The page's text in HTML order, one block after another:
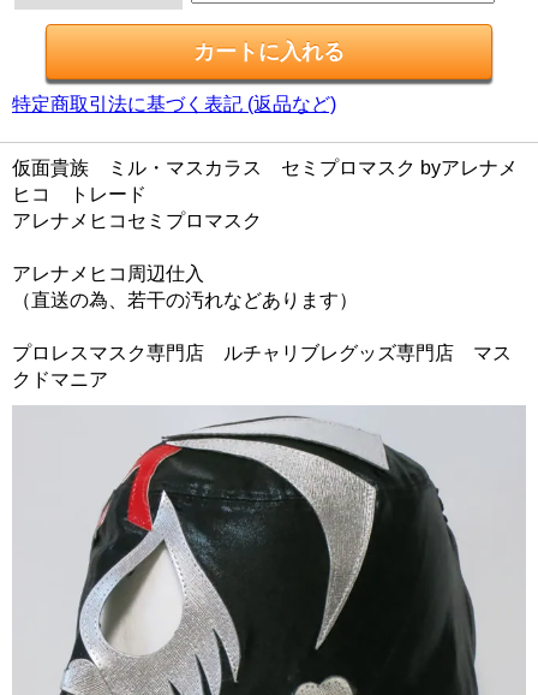
特定商取引法に基づく表記 (返品など)
仮面貴族 ミル・マスカラス セミプロマスク byアレナメ
ヒコ トレード
アレナメヒコセミプロマスク
アレナメヒコ周辺仕入
（直送の為、若干の汚れなどあります）
プロレスマスク専門店 ルチャリブレグッズ専門店 マス
クドマニア